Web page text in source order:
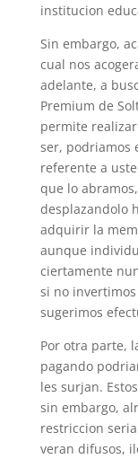
institucion
Sin embargo,
cual nos
adelante, a
Premium de
permite
ser, podriamos
referente a
que lo
desplazandolo
adquirir la
aunque
ciertamente
si no invertimos
sugerimos
Por otra parte,
pagando
les surjan.
sin embargo,
restriccion
veran difusos,